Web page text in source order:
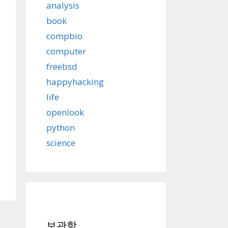
analysis
book
compbio
computer
freebsd
happyhacking
life
openlook
python
science
보관함